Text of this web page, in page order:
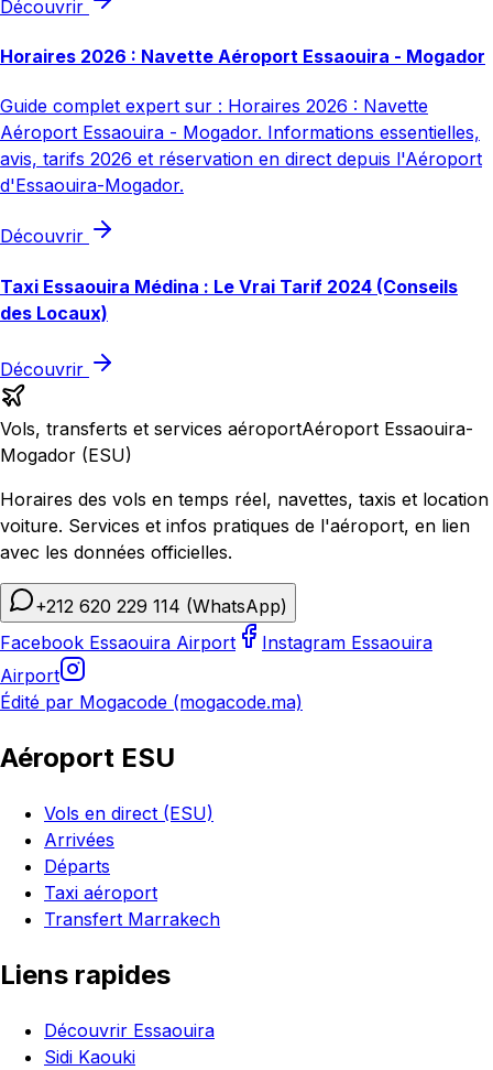
Découvrir
Horaires 2026 : Navette Aéroport Essaouira - Mogador
Guide complet expert sur : Horaires 2026 : Navette
Aéroport Essaouira - Mogador. Informations essentielles,
avis, tarifs 2026 et réservation en direct depuis l'Aéroport
d'Essaouira-Mogador.
Découvrir
Taxi Essaouira Médina : Le Vrai Tarif 2024 (Conseils
des Locaux)
Découvrir
Vols, transferts et services aéroportAéroport Essaouira-
Mogador (ESU)
Horaires des vols en temps réel, navettes, taxis et location
voiture. Services et infos pratiques de l'aéroport, en lien
avec les données officielles.
+212 620 229 114 (WhatsApp)
Facebook Essaouira Airport
Instagram Essaouira
Airport
Édité par Mogacode (mogacode.ma)
Aéroport ESU
Vols en direct (ESU)
Arrivées
Départs
Taxi aéroport
Transfert Marrakech
Liens rapides
Découvrir Essaouira
Sidi Kaouki